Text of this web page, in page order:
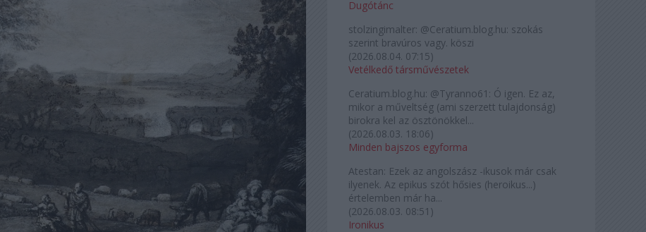
Dugótánc
stolzingimalter: @Ceratium.blog.hu: szokás
szerint bravúros vagy. köszi
(2026.08.04. 07:15)
Vetélkedő társművészetek
Ceratium.blog.hu: @Tyranno61: Ó igen. Ez az,
mikor a műveltség (ami szerzett tulajdonság)
birokra kel az ösztönökkel...
(2026.08.03. 18:06)
Minden bajszos egyforma
Atestan: Ezek az angolszász -ikusok már csak
ilyenek. Az epikus szót hősies (heroikus...)
értelemben már ha...
(2026.08.03. 08:51 )
Ironikus